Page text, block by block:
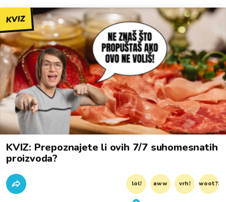
KVIZ
KVIZ: Prepoznajete li ovih 7/7 suhomesnatih
proizvoda?
lol! aww vrh! woot?!